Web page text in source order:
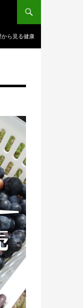
から見る健康